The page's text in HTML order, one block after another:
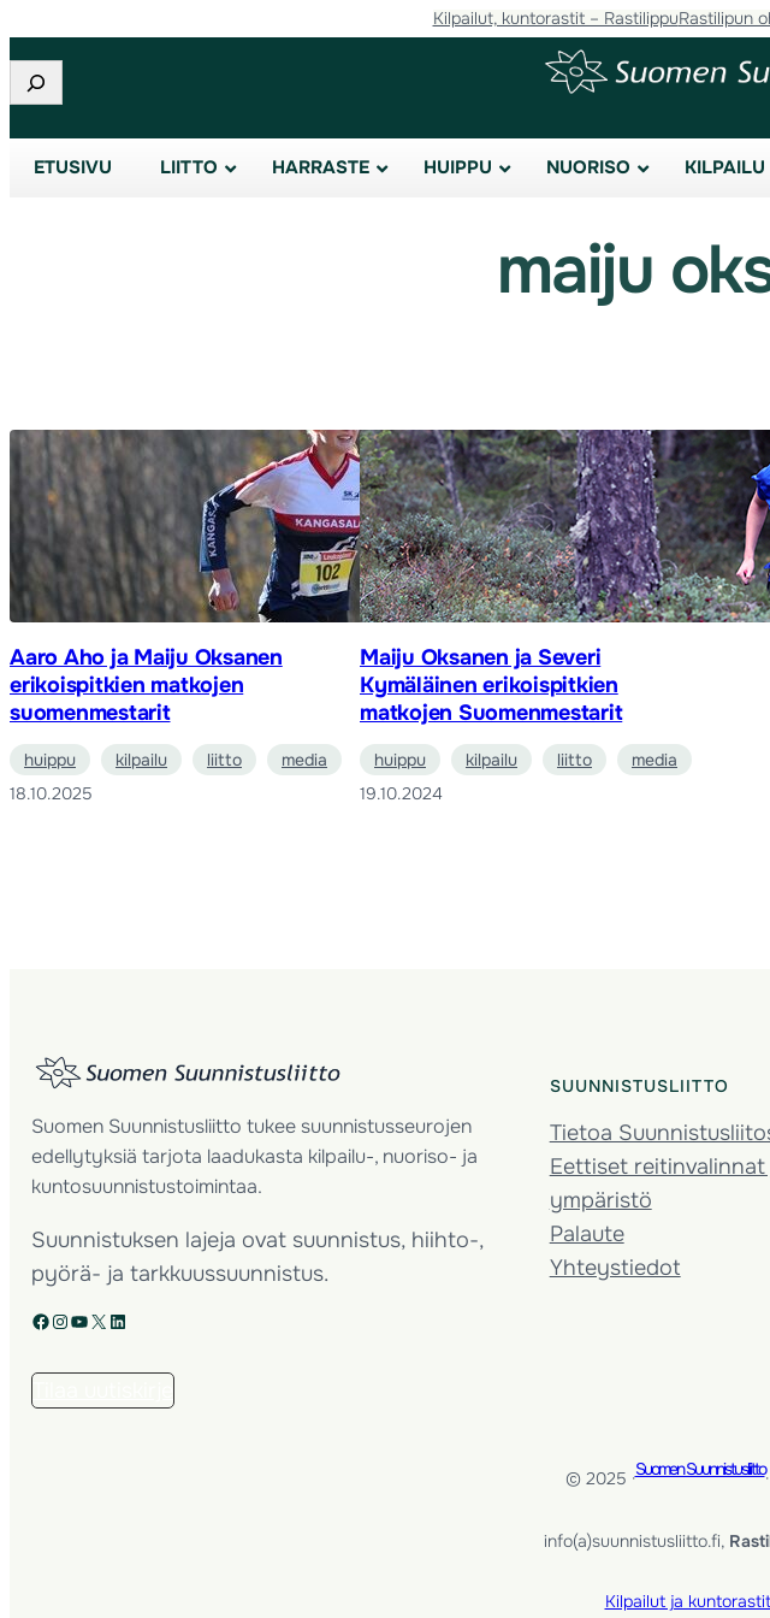
sisältöön
Kilpailut, kuntorastit – RastilippuRastilipun
Etsi
ETUSIVU LIITTO HARRASTE HUIPPU NUORISO KILPAILU
maiju
Aaro Aho ja Maiju Oksanen
erikoispitkien matkojen
suomenmestarit
huippu kilpailu liitto
media
18.10.2025
Maiju Oksanen ja Severi
Kymäläinen erikoispitkien
matkojen Suomenmestarit
huippu kilpailu liitto
media
19.10.2024
Suomen Suunnistusliitto tukee suunnistusseurojen
edellytyksiä tarjota laadukasta kilpailu-, nuoriso- ja
kuntosuunnistustoimintaa.
Suunnistuksen lajeja ovat suunnistus, hiihto-,
pyörä- ja tarkkuussuunnistus.
Facebook Instagram YouTube X LinkedIn
SUUNNISTUSLIITTO
Tietoa
Eettiset reitinvalinnat
ympäristö
Palaute
Yhteystiedot
© 2025 ·Suomen Suunnistusliitto
info(a)suunnistusliitto.fi,
Kilpailut ja